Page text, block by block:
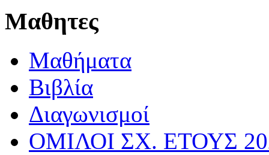
Μαθητες
Μαθήματα
Βιβλία
Διαγωνισμοί
ΟΜΙΛΟΙ ΣΧ. ΕΤΟΥΣ